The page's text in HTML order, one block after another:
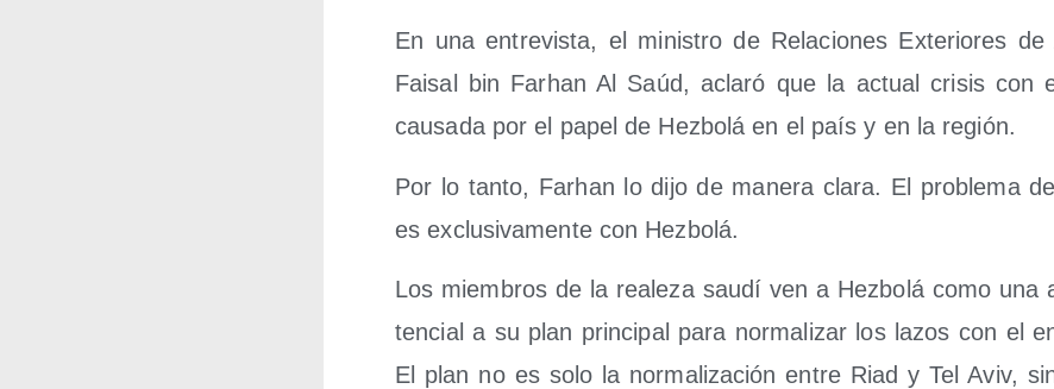
En una entre­vis­ta, el minis­tro de Rela­cio­nes Exte­rio­res de
Fai­sal bin Farhan Al Saúd, acla­ró que la actual cri­sis con
cau­sa­da por el papel de Hez­bo­lá en el país y en la región.
Por lo tan­to, Farhan lo dijo de mane­ra cla­ra. El pro­ble­ma
es exclu­si­va­men­te con Hezbolá.
Los miem­bros de la reale­za sau­dí ven a Hez­bo­lá como una
ten­cial a su plan prin­ci­pal para nor­ma­li­zar los lazos con el
El plan no es solo la nor­ma­li­za­ción entre Riad y Tel Aviv,